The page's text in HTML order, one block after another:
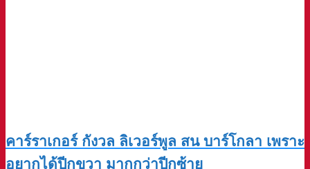
คาร์ราเกอร์ กังวล ลิเวอร์พูล สน บาร์โกลา เพราะ
อยากได้ปีกขวา มากกว่าปีกซ้าย